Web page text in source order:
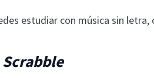
estudiar con música sin letra,
Scrabble